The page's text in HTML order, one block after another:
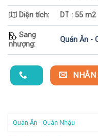
Diện tích: DT : 55
Sang
nhượng:
Quán Ăn -
Quán Ăn - Quán Nhậu